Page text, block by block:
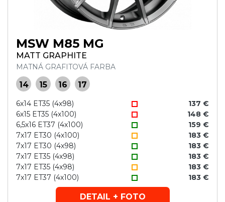
MSW M85 MG
MATT GRAPHITE
MATNÁ GRAFITOVÁ FARBA
14 15 16 17
6x14 ET35 (4x98)
137 €
6x15 ET35 (4x100)
148 €
6,5x16 ET37 (4x100)
159 €
7x17 ET30 (4x100)
183 €
7x17 ET30 (4x98)
183 €
7x17 ET35 (4x98)
183 €
7x17 ET35 (4x98)
183 €
7x17 ET37 (4x100)
183 €
DETAIL + FOTO